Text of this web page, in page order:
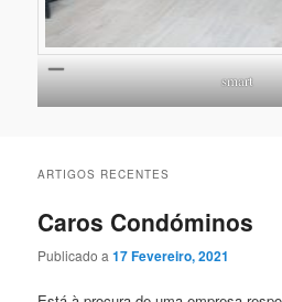
smart
ARTIGOS RECENTES
Caros Condóminos
Publicado a17 Fevereiro, 2021